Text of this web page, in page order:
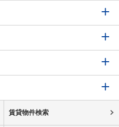
賃貸物件検索